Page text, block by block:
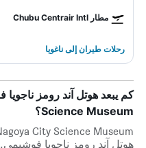
مطار Chubu Centrair Intl
رحلات طيران إلى ناغويا
Science Museum؟
هوتل آند رومز ناجويا فوشيمي.